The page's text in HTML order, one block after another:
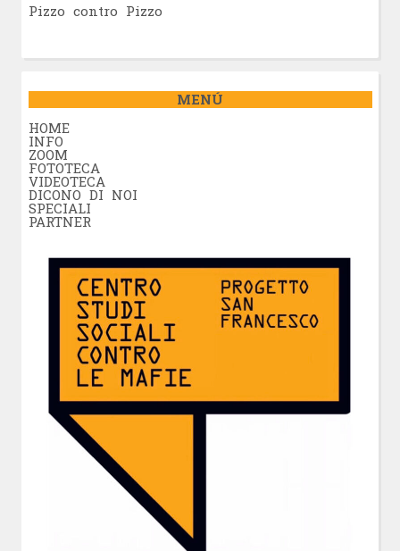
Pizzo contro Pizzo
MENÚ
HOME
INFO
ZOOM
FOTOTECA
VIDEOTECA
DICONO DI NOI
SPECIALI
PARTNER